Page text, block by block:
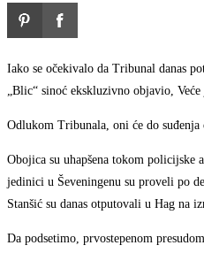
Iako se očekivalo da Tribunal danas
„Blic“ sinoć ekskluzivno objavio,
Odlukom Tribunala, oni će do
Obojica su uhapšena tokom
jedinici u Ševeningenu su proveli po
Stanšić su danas otputovali u Hag na
Da podsetimo, prvostepenom